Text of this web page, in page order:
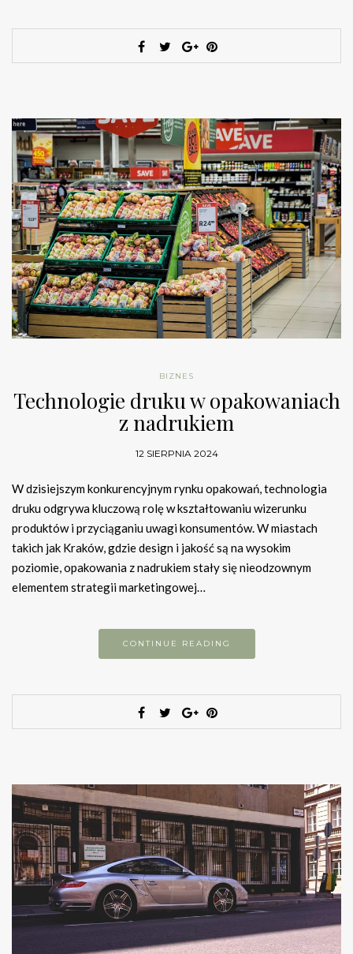
BIZNES
Technologie druku w opakowaniach
z nadrukiem
12 SIERPNIA 2024
W dzisiejszym konkurencyjnym rynku opakowań, technologia
druku odgrywa kluczową rolę w kształtowaniu wizerunku
produktów i przyciąganiu uwagi konsumentów. W miastach
takich jak Kraków, gdzie design i jakość są na wysokim
poziomie, opakowania z nadrukiem stały się nieodzownym
elementem strategii marketingowej…
CONTINUE READING